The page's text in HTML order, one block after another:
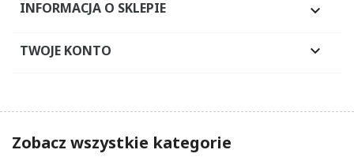
INFORMACJA O SKLEPIE 
TWOJE KONTO 
Zobacz wszystkie kategorie